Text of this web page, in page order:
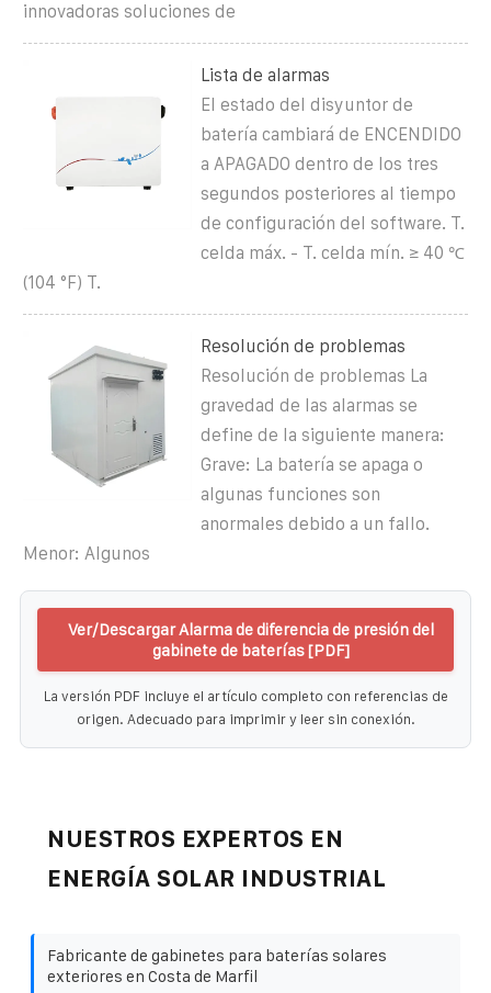
innovadoras soluciones de
Lista de alarmas
El estado del disyuntor de
batería cambiará de ENCENDIDO
a APAGADO dentro de los tres
segundos posteriores al tiempo
de configuración del software. T.
celda máx. - T. celda mín. ≥ 40 ℃
(104 °F) T.
Resolución de problemas
Resolución de problemas La
gravedad de las alarmas se
define de la siguiente manera:
Grave: La batería se apaga o
algunas funciones son
anormales debido a un fallo.
Menor: Algunos
Ver/Descargar Alarma de diferencia de presión del
gabinete de baterías [PDF]
La versión PDF incluye el artículo completo con referencias de
origen. Adecuado para imprimir y leer sin conexión.
NUESTROS EXPERTOS EN
ENERGÍA SOLAR INDUSTRIAL
Fabricante de gabinetes para baterías solares
exteriores en Costa de Marfil